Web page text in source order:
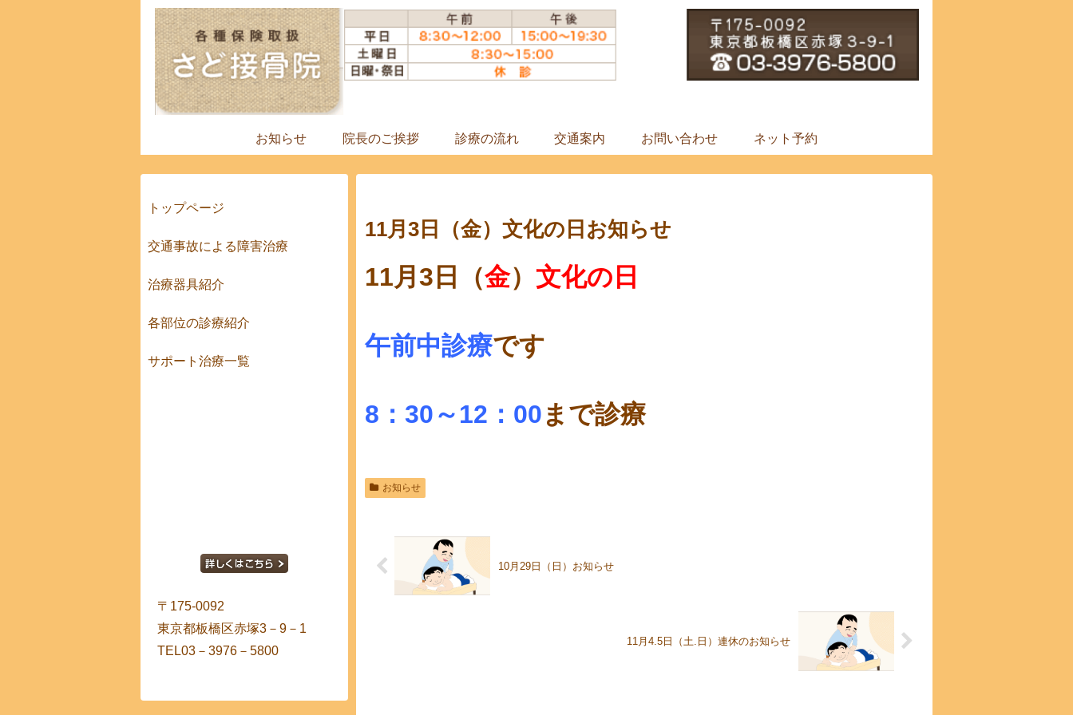
お知らせ 院長のご挨拶 診療の流れ 交通案内 お問い合わせ ネット予約
11月3日（金）文化の日お知らせ
11月3日（金） 文化の日
午前中診療です
8：30～12：00まで診療
お知らせ
10月29日（日）お知らせ
11月4.5日（土.日）連休のお知らせ
トップページ
交通事故による障害治療
治療器具紹介
各部位の診療紹介
サポート治療一覧
〒175-0092
東京都板橋区赤塚3－9－1
TEL03－3976－5800